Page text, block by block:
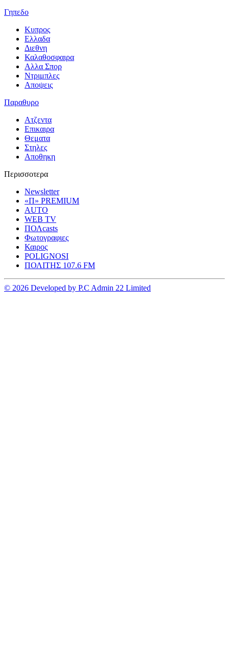
Γηπεδο
Κυπρος
Ελλαδα
Διεθνη
Καλαθοσφαιρα
Αλλα Σπορ
Ντριμπλες
Αποψεις
Παραθυρο
Ατζεντα
Επικαιρα
Θεματα
Στηλες
Αποθηκη
Περισσοτερα
Newsletter
«Π» PREMIUM
AUTO
WEB TV
ΠΟΛcasts
Φωτογραφιες
Καιρος
POLIGNOSI
ΠΟΛΙΤΗΣ 107.6 FM
© 2026 Developed by P.C Admin 22 Limited